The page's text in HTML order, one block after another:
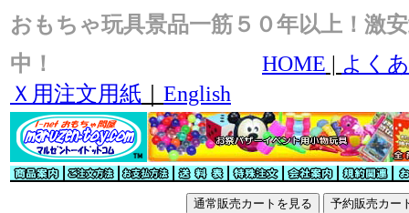
おもちゃ玩具景品一筋５０年以上！激
中！
HOME | よく
Ｘ用注文用紙
English